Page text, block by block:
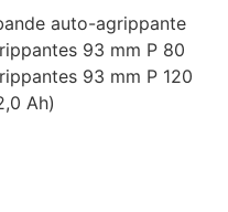
auto-agrippante
93 mm P 80
93 mm P 120
Ah)